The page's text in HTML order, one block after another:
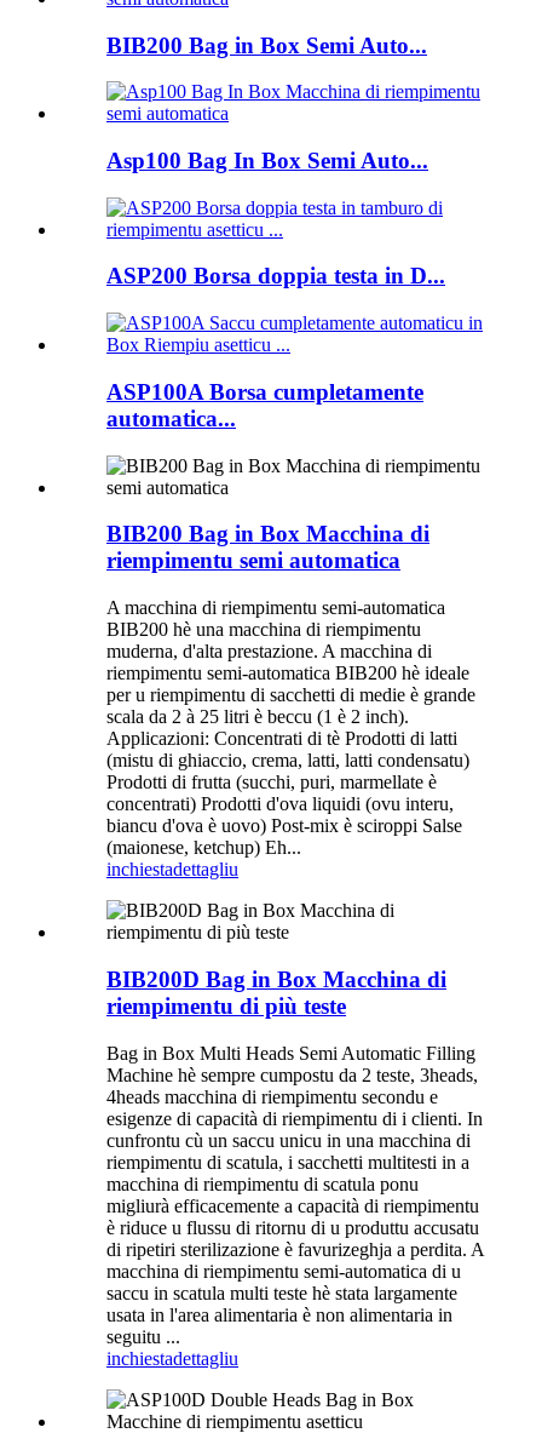
BIB200 Bag in Box Semi Auto...
Asp100 Bag In Box Semi Auto...
ASP200 Borsa doppia testa in D...
ASP100A Borsa cumpletamente
automatica...
BIB200 Bag in Box Macchina di
riempimentu semi automatica
A macchina di riempimentu semi-automatica
BIB200 hè una macchina di riempimentu
muderna, d'alta prestazione. A macchina di
riempimentu semi-automatica BIB200 hè ideale
per u riempimentu di sacchetti di medie è grande
scala da 2 à 25 litri è beccu (1 è 2 inch).
Applicazioni: Concentrati di tè Prodotti di latti
(mistu di ghiaccio, crema, latti, latti condensatu)
Prodotti di frutta (succhi, puri, marmellate è
concentrati) Prodotti d'ova liquidi (ovu interu,
biancu d'ova è uovo) Post-mix è sciroppi Salse
(maionese, ketchup) Eh...
inchiestadettagliu
BIB200D Bag in Box Macchina di
riempimentu di più teste
Bag in Box Multi Heads Semi Automatic Filling
Machine hè sempre cumpostu da 2 teste, 3heads,
4heads macchina di riempimentu secondu e
esigenze di capacità di riempimentu di i clienti. In
cunfrontu cù un saccu unicu in una macchina di
riempimentu di scatula, i sacchetti multitesti in a
macchina di riempimentu di scatula ponu
migliurà efficacemente a capacità di riempimentu
è riduce u flussu di ritornu di u produttu accusatu
di ripetiri sterilizazione è favurizeghja a perdita. A
macchina di riempimentu semi-automatica di u
saccu in scatula multi teste hè stata largamente
usata in l'area alimentaria è non alimentaria in
seguitu ...
inchiestadettagliu